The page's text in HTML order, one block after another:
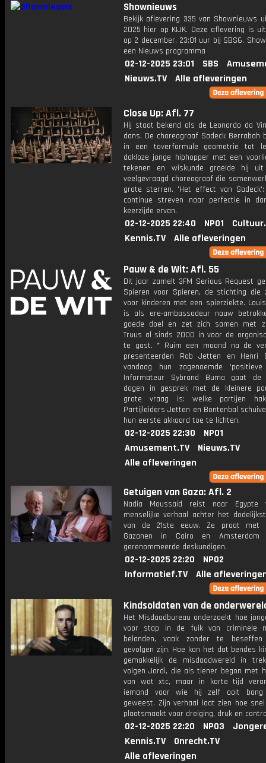
Shownieuws
Bekijk aflevering 335 van Shownieuws
2025 hier op KIJK. Deze aflevering is
op 2 december, 23:01 uur bij SBS6.
een Nieuws programma
02-12-2025 23:01 SBS
Nieuws.TV
Alle afleveringen
Close Up: Afl. 77
Hij staat bekend als de Leonardo da
dans. De choreograaf Sadeck Berrabah
in een toverformule geometrie tot
dakloze jonge hiphopper met een
tekenen en wiskunde groeide hij
veelgevraagd choreograaf die
grote sterren. 'Het effect van
continue streven naar perfectie in
keerzijde ervan.
02-12-2025 22:40 NPO1
Kennis.TV
Alle afleveringen
Pauw & de Wit: Afl. 55
Dit jaar zamelt 3FM Serious Request
Spieren voor Spieren, de stichting die
voor kinderen met een spierziekte.
is als ere-ambassadeur nauw
goede doel en zet zich samen met
Truus al sinds 2000 in voor de
te gast. * Ruim een maand na de
presenteerden Rob Jetten en Henri
vandaag hun zogenoemde 'positieve
Informateur Sybrand Buma gaat de
dagen in gesprek met de kleinere
grote vraag is: welke partijen
Partijleiders Jetten en Bontenbal
hun eerste akkoord toe te lichten.
02-12-2025 22:30
NPO1
Amusement.TV
Nieuws.TV
Alle afleveringen
Getuigen van Gaza: Afl. 2
Nadia Moussaid reist naar Egypte
menselijke verhaal achter het
van de 21ste eeuw. Ze praat met
Gazanen in Cairo en
gerenommeerde deskundigen.
02-12-2025 22:20
NPO2
Informatief.TV
Alle
Kindsoldaten van de
Het Misdaadbureau onderzoekt hoe
voor stap in de fuik van criminele
belanden, vaak zonder te
gevolgen zijn. Hoe kan het dat bendes
gemakkelijk de misdaadwereld in
volgen Jordi, die als tiener begon met
van wat xtc, maar in korte tijd
iemand voor wie hij zelf ooit
geweest. Zijn verhaal laat zien hoe
plaatsmaakt voor dreiging, druk en
02-12-2025 22:20 NPO3
Kennis.TV
Onrecht.TV
Alle afleveringen